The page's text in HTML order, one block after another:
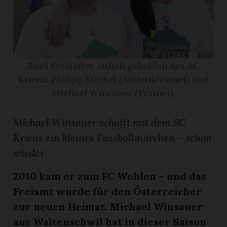
Michael Winsauer schafft mit dem SC
Kriens ein kleines Fussballmärchen – schon
wieder
2010 kam er zum FC Wohlen – und das
Freiamt wurde für den Österreicher
zur neuen Heimat. Michael Winsauer
aus Waltenschwil hat in dieser Saison